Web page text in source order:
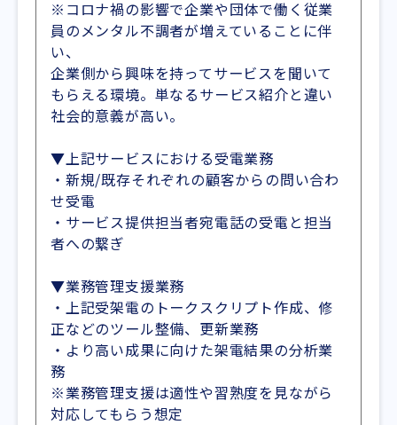
※コロナ禍の影響で企業や団体で働く従業
員のメンタル不調者が増えていることに伴
い、
企業側から興味を持ってサービスを聞いて
もらえる環境。単なるサービス紹介と違い
社会的意義が高い。
▼上記サービスにおける受電業務
・新規/既存それぞれの顧客からの問い合わ
せ受電
・サービス提供担当者宛電話の受電と担当
者への繋ぎ
▼業務管理支援業務
・上記受架電のトークスクリプト作成、修
正などのツール整備、更新業務
・より高い成果に向けた架電結果の分析業
務
※業務管理支援は適性や習熟度を見ながら
対応してもらう想定